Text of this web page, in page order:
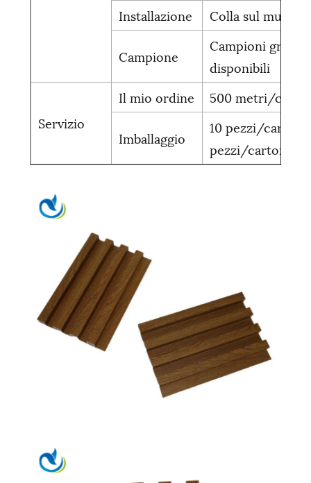
Installazione
Colla sul muro
Campione
Campioni
disponibili
Servizio
Il mio ordine 500 metri/
Imballaggio
10 pezzi/
pezzi/cartone